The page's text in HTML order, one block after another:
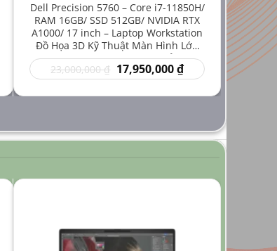
Dell Precision 5760 – Core i7-11850H/
RAM 16GB/ SSD 512GB/ NVIDIA RTX
A1000/ 17 inch – Laptop Workstation
Đồ Họa 3D Kỹ Thuật Màn Hình Lớn
Hiệu Năng Mạnh Giá Rẻ
23,000,000₫ Giá
gốc
23,000,000 ₫.
17,950,000₫Giá
hiện
là: